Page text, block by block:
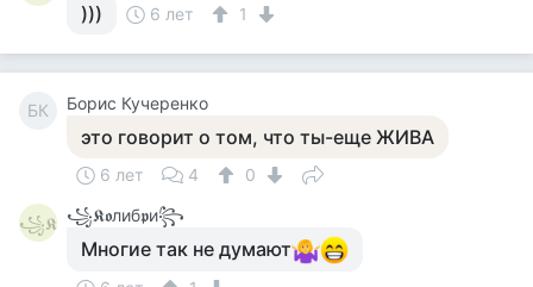
))) 6 лет 1
БК Борис Кучеренко
это говорит о том, что ты-еще ЖИВА
6 лет 4 0
꧁𝕶 ꧁𝕶𝖔либ𝖕и꧂
Многие так не думают